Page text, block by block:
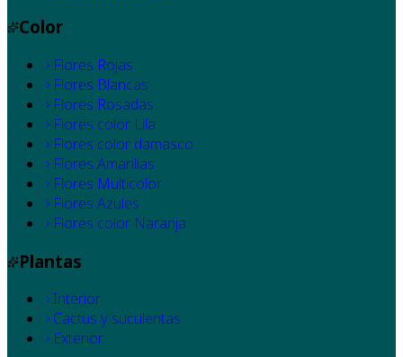
Color
Flores Rojas
Flores Blancas
Flores Rosadas
Flores color Lila
Flores color damasco
Flores Amarillas
Flores Multicolor
Flores Azules
Flores color Naranja
Plantas
Interior
Cactus y suculentas
Exterior